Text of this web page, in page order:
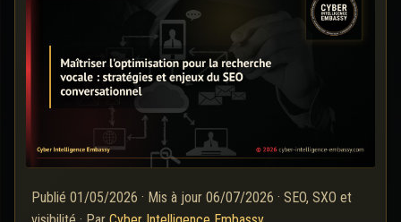
Publié 01/05/2026 · Mis à jour 06/07/2026 · SEO, SXO et